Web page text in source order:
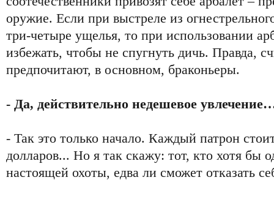
оружие. Если при выстреле из
три-четыре ущелья, то при использовании
избежать, чтобы не спугнуть дичь. Правда,
предпочитают, в основном, браконьеры.
- Да, действительно недешевое
- Так это только начало. Каждый патрон
долларов... Но я так скажу: тот, кто хотя бы
настоящей охоты, едва ли сможет отказать